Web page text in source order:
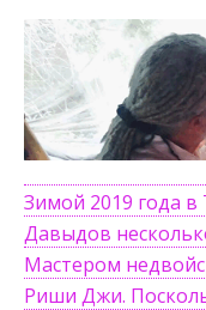
Зимой 2019 года
Давыдов
Мастером
Риши Джи.